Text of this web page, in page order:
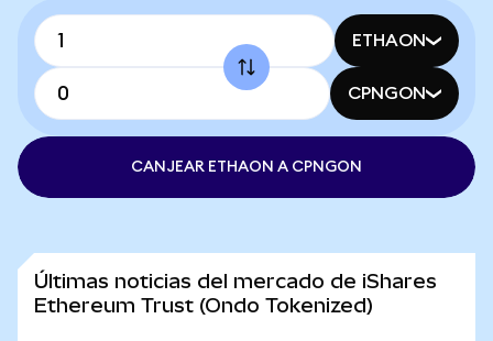
ETHAON
CPNGON
CANJEAR ETHAON A CPNGON
Últimas noticias del mercado de iShares
Ethereum Trust (Ondo Tokenized)